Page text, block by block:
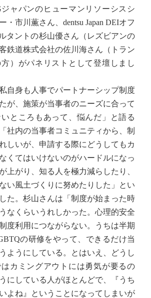
ャパンのヒューマンリソーシスシ
・市川薫さん、dentsu Japan DEIオフ
タントの杉山優さん（レズビアンの
鉄道株式会社の佐川海さん（トラン
）がパネリストとして登壇しまし
自身も人事でパートナーシップ制度
が、施策が当事者のニーズに合って
ところもあって、悩んだ」と語る
社内の当事者コミュニティから、制
しいが、申請する際にどうしてもカ
くてはいけないのがハードルになっ
上がり、知る人を極力減らしたり、
い風土づくりに努めたりした」とい
た。杉山さんは「制度が始まった時
なくらいうれしかった。心理的安全
度利用につながらない。うちは半期
の研修をやって、できるだけ当
ようにしている。とはいえ、どうし
カミングアウトには勇気が要るの
にしている人がほとんどで、『うち
よね』ということになってしまいが